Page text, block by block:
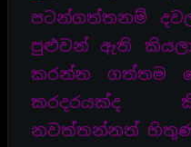
පටන්ගත්තනම්
පුළුවන් ඇති
කරන්න ගත්තම
කරදරයක්ද
නවත්තන්නත්